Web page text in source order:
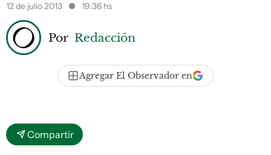
12 de julio 2013
19:36 hs
Por Redacción
Agregar El Observador en
Compartir